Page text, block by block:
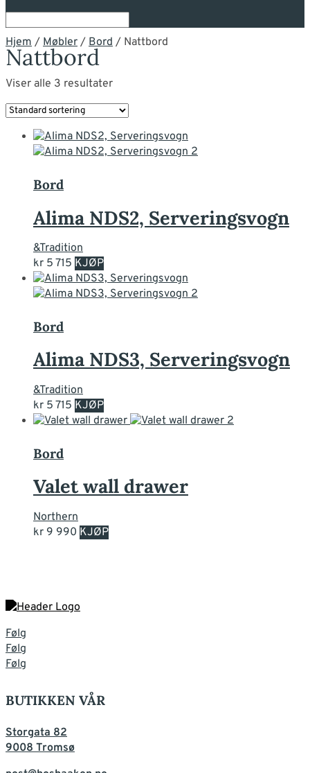
Hjem / Møbler / Bord / Nattbord
Nattbord
Viser alle 3 resultater
Bord
Alima NDS2, Serveringsvogn
&Tradition
kr 5 715 KJØPDette
produktet
har
kan
velges
produktsiden
Bord
Alima NDS3, Serveringsvogn
&Tradition
kr 5 715 KJØPDette
produktet
Alternativene
kan
på
produktsiden
Bord
Valet wall drawer
Northern
kr 9 990 KJØPDette
Følg
Følg
Følg
BUTIKKEN VÅR
Storgata 82
9008 Tromsø